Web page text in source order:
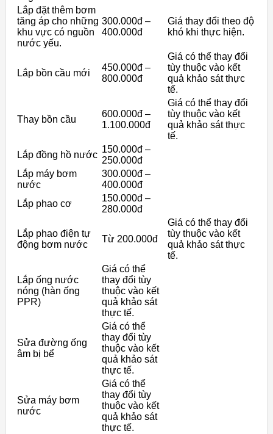
Lắp đặt thêm bơm
tăng áp cho những
khu vực có nguồn
nước yếu.
300.000đ –
400.000đ
Giá thay đổi theo độ
khó khi thực hiện.
Lắp bồn cầu mới
450.000đ –
800.000đ
Giá có thể thay đổi
tùy thuộc vào kết
quả khảo sát thực
tế.
Thay bồn cầu
600.000đ –
1.100.000đ
Giá có thể thay đổi
tùy thuộc vào kết
quả khảo sát thực
tế.
Lắp đồng hồ nước
150.000đ –
250.000đ
Lắp máy bơm
nước
300.000đ –
400.000đ
Lắp phao cơ
150.000đ –
280.000đ
Lắp phao điện tự
động bơm nước
Từ 200.000đ
Giá có thể thay đổi
tùy thuộc vào kết
quả khảo sát thực
tế.
Lắp ống nước
nóng (hàn ống
PPR)
Giá có thể
thay đổi tùy
thuộc vào kết
quả khảo sát
thực tế.
Sửa đường ống
âm bị bể
Giá có thể
thay đổi tùy
thuộc vào kết
quả khảo sát
thực tế.
Sửa máy bơm
nước
Giá có thể
thay đổi tùy
thuộc vào kết
quả khảo sát
thực tế.